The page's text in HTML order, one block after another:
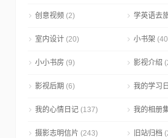
创意视频 (2) 学英语去
室内设计 (20) 小书架
小小书房 (9) 影视介绍
影视后期 (6) 我的学习
我的心情日记 (137) 我的相册
摄影志明信片 (243) 旧站归档